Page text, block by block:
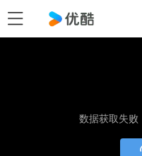
数据获取失败